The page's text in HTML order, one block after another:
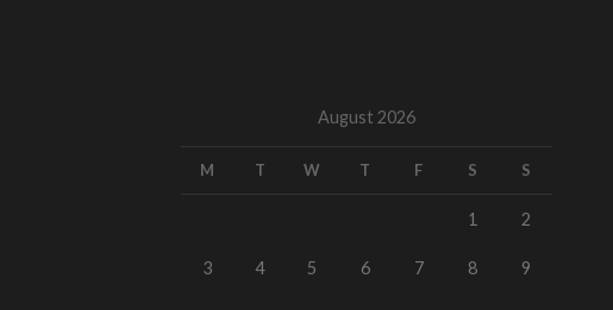
August 2026
M T W T F S S
1 2
3 4 5 6 7 8 9